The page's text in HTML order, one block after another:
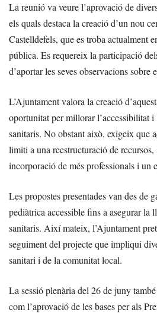
La reunió va veure l’aprovació de
els quals destaca la creació d’un nou
Castelldefels, que es troba actualment
pública. Es requereix la participació
d’aportar les seves observacions sobre
L’Ajuntament valora la creació
oportunitat per millorar l’accessibilitat
sanitaris. No obstant això, exigeix que
limiti a una reestructuració de
incorporació de més professionals i un
Les propostes presentades van des de
pediàtrica accessible fins a asegurar la
sanitaris. Així mateix, l’Ajuntament
seguiment del projecte que impliqui
sanitari i de la comunitat local.
La sessió plenària del 26 de juny
com l’aprovació de les bases per als